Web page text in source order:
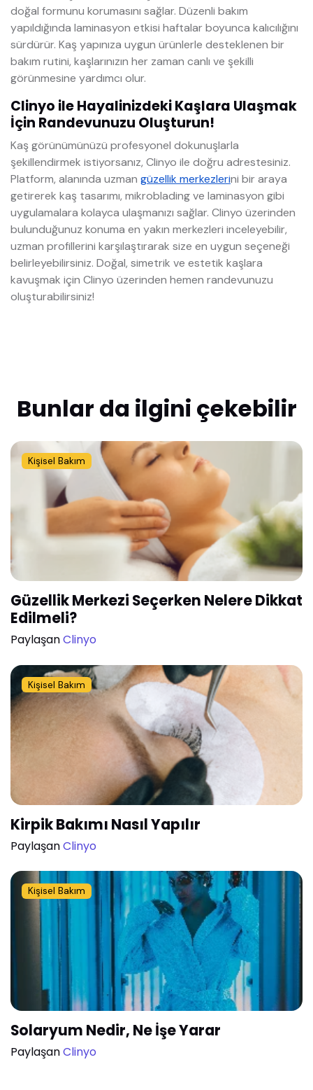
doğal formunu korumasını sağlar. Düzenli bakım
yapıldığında laminasyon etkisi haftalar boyunca kalıcılığını
sürdürür. Kaş yapınıza uygun ürünlerle desteklenen bir
bakım rutini, kaşlarınızın her zaman canlı ve şekilli
görünmesine yardımcı olur.
Clinyo ile Hayalinizdeki Kaşlara Ulaşmak
İçin Randevunuzu Oluşturun!
Kaş görünümünüzü profesyonel dokunuşlarla
şekillendirmek istiyorsanız, Clinyo ile doğru adrestesiniz.
Platform, alanında uzman güzellik merkezlerini bir araya
getirerek kaş tasarımı, mikroblading ve laminasyon gibi
uygulamalara kolayca ulaşmanızı sağlar. Clinyo üzerinden
bulunduğunuz konuma en yakın merkezleri inceleyebilir,
uzman profillerini karşılaştırarak size en uygun seçeneği
belirleyebilirsiniz. Doğal, simetrik ve estetik kaşlara
kavuşmak için Clinyo üzerinden hemen randevunuzu
oluşturabilirsiniz!
Bunlar da ilgini çekebilir
Kişisel Bakım
Güzellik Merkezi Seçerken Nelere Dikkat
Edilmeli?
PaylaşanClinyo
Kişisel Bakım
Kirpik Bakımı Nasıl Yapılır
PaylaşanClinyo
Kişisel Bakım
Solaryum Nedir, Ne İşe Yarar
PaylaşanClinyo